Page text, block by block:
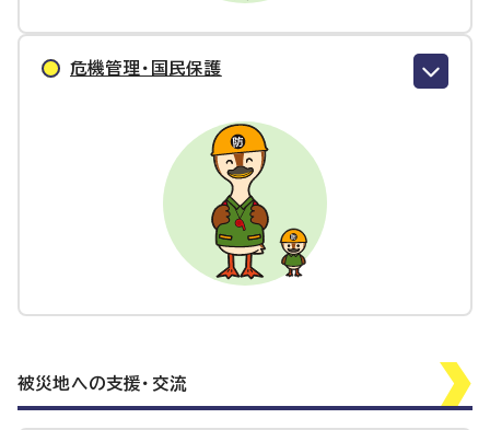
危機管理・国民保護
被災地への支援・交流